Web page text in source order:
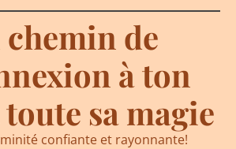
chemin de
à ton
sa magie
confiante et rayonnante!